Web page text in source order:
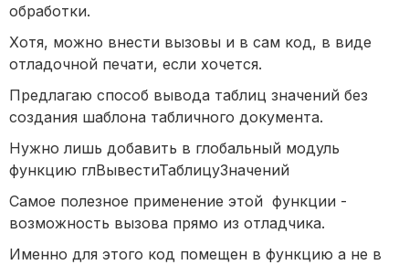
обработки.
Хотя, можно внести вызовы и в сам код, в виде
отладочной печати, если хочется.
Предлагаю способ вывода таблиц значений без
создания шаблона табличного документа.
Нужно лишь добавить в глобальный модуль
функцию глВывестиТаблицуЗначений
Самое полезное применение этой функции -
возможность вызова прямо из отладчика.
Именно для этого код помещен в функцию а не в